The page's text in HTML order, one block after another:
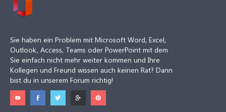
Sie haben ein Problem mit Microsoft Word, Excel,
Outlook, Access, Teams oder PowerPoint mit dem
Sie einfach nicht mehr weiter kommen und Ihre
Kollegen und Freund wissen auch keinen Rat? Dann
bist du in unserem Forum richtig!